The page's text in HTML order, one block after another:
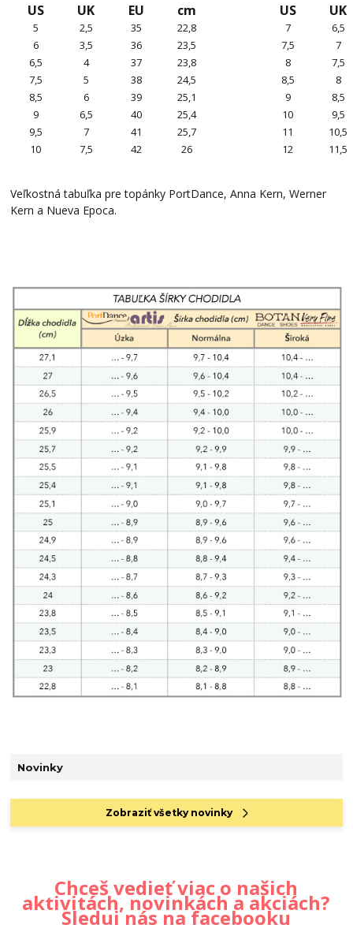
Novinky
Zobraziť všetky novinky
Chceš vedieť viac o našich
aktivitách, novinkách a akciách?
Sleduj nás na facebooku
US UK EU cm US UK
5 2,5 35 22,8 7
6,5
6
3,5 36 23,5 7,5
7
6,5
4 37 23,8 8
7,5
7,5
5 38 24,5 8,5
8
8,5
6 39 25,1 9
8,5
9
6,5 40 25,4 10
9,5
9,5
7 41 25,7 11
10,5
10
7,5 42 26 12 11,5
Veľkostná tabuľka pre topánky PortDance, Anna Kern, Werner
Kern a Nueva Epoca.